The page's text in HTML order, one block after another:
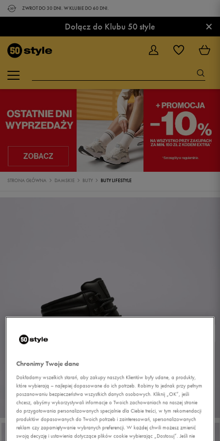
ZWROT DO 30 DNI. W KLUBIE DO 60 DNI.
Dołącz do Klubu 50 style ×
STRONA GŁÓWNA DAMSKIE BUTY BUTY LIFESTYLE
1/9
Chronimy Twoje dane
Dokładamy wszelkich starań, aby zakupy naszych Klientów były udane, a produkty,
które wybierają – najlepiej dopasowane do ich potrzeb. Robimy to jednak przy pełnym
poszanowaniu bezpieczeństwa wszystkich danych osobowych. Kliknij „OK”, jeśli
chcesz, abyśmy wykorzystywali informacje o Twoich zachowaniach na naszej stronie
do przygotowania personalizowanych specjalnie dla Ciebie treści, w tym rekomendacji
produktów dopasowanych do Twoich potrzeb i zainteresowań, spersonalizowanych
reklam czy zapamiętywanie wybranych preferencji. W każdej chwili możesz zmienić
swoją decyzję i ustawienia dotyczące plików cookie wybierając „Dostosuj”. Jeśli nie